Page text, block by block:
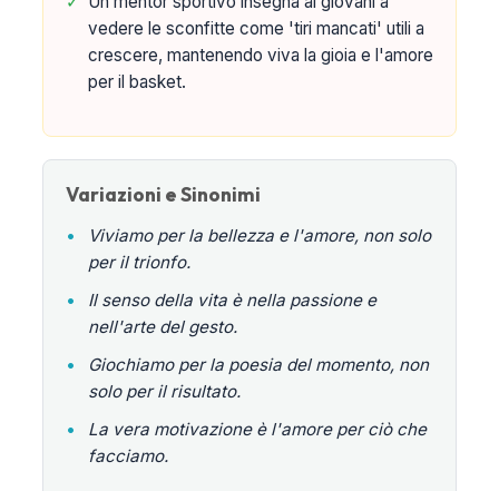
vedere le sconfitte come 'tiri mancati' utili a
crescere, mantenendo viva la gioia e l'amore
per il basket.
Variazioni e Sinonimi
•
Viviamo per la bellezza e l'amore, non solo
per il trionfo.
•
Il senso della vita è nella passione e
nell'arte del gesto.
•
Giochiamo per la poesia del momento, non
solo per il risultato.
•
La vera motivazione è l'amore per ciò che
facciamo.